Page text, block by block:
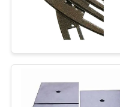
SITEMAP
ΠΟΛΙΤΙΚΉ